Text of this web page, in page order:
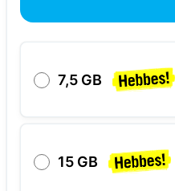
7,5 GB
15 GB